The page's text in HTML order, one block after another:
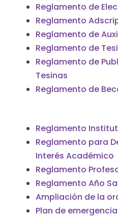
Reglamento de
Reglamento
Reglamento de
Reglamento de
Reglamento de
Tesinas
Reglamento de
Reglamento
Reglamento para
Interés Académico
Reglamento
Reglamento Año
Ampliación de la
Plan de